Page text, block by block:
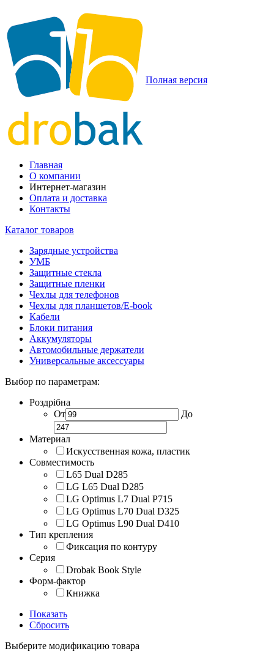
Полная версия
Главная
О компании
Интернет-магазин
Оплата и доставка
Контакты
Каталог товаров
Зарядные устройства
УМБ
Защитные стекла
Защитные пленки
Чехлы для телефонов
Чехлы для планшетов/E-book
Кабели
Блоки питания
Аккумуляторы
Автомобильные держатели
Универсальные аксессуары
Выбор по параметрам:
Роздрібна
От
До
Материал
Искусственная кожа, пластик
Совместимость
L65 Dual D285
LG L65 Dual D285
LG Optimus L7 Dual P715
LG Optimus L70 Dual D325
LG Optimus L90 Dual D410
Тип крепления
Фиксация по контуру
Серия
Drobak Book Style
Форм-фактор
Книжка
Показать
Сбросить
Выберите модификацию товара